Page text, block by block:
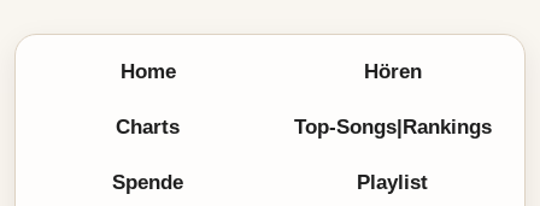
Home Hören
Charts Top-Songs|Rankings
Spende Playlist